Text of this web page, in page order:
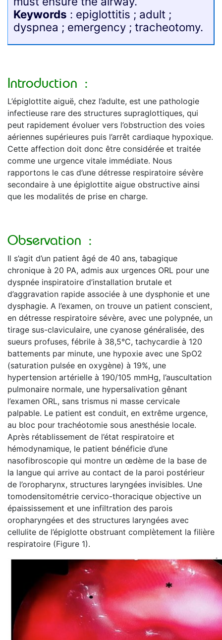
Keywords : epiglottitis ; adult ;
dyspnea ; emergency ; tracheotomy.
Introduction :
L’épiglottite aiguë, chez l’adulte, est une pathologie
infectieuse rare des structures supraglottiques, qui
peut rapidement évoluer vers l’obstruction des voies
aériennes supérieures puis l’arrêt cardiaque hypoxique.
Cette affection doit donc être considérée et traitée
comme une urgence vitale immédiate. Nous
rapportons le cas d’une détresse respiratoire sévère
secondaire à une épiglottite aigue obstructive ainsi
que les modalités de prise en charge.
Observation :
Il s’agit d’un patient âgé de 40 ans, tabagique
chronique à 20 PA, admis aux urgences ORL pour une
dyspnée inspiratoire d’installation brutale et
d’aggravation rapide associée à une dysphonie et une
dysphagie. A l’examen, on trouve un patient conscient,
en détresse respiratoire sévère, avec une polypnée, un
tirage sus-claviculaire, une cyanose généralisée, des
sueurs profuses, fébrile à 38,5°C, tachycardie à 120
battements par minute, une hypoxie avec une SpO2
(saturation pulsée en oxygène) à 19%, une
hypertension artérielle à 190/105 mmHg, l’auscultation
pulmonaire normale, une hypersalivation gênant
l’examen ORL, sans trismus ni masse cervicale
palpable. Le patient est conduit, en extrême urgence,
au bloc pour trachéotomie sous anesthésie locale.
Après rétablissement de l’état respiratoire et
hémodynamique, le patient bénéficie d’une
nasofibroscopie qui montre un œdème de la base de
la langue qui arrive au contact de la paroi postérieur
de l’oropharynx, structures laryngées invisibles. Une
tomodensitométrie cervico-thoracique objective un
épaississement et une infiltration des parois
oropharyngées et des structures laryngées avec
cellulite de l’épiglotte obstruant complètement la filière
respiratoire (Figure 1).